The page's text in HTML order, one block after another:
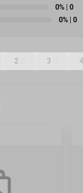
0% | 0
0% | 0
2 3 4